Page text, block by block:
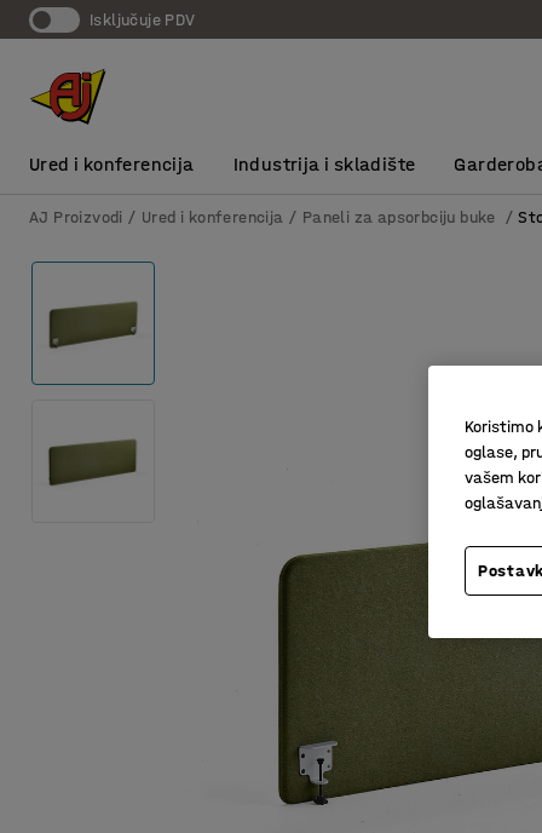
Isključuje PDV
Ured i konferencija Industrija i skladište
AJ Proizvodi Ured i konferencija Paneli za apsorbciju buke
Koristimo
oglase,
vašem